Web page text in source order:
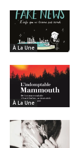
À La Une
À La Une